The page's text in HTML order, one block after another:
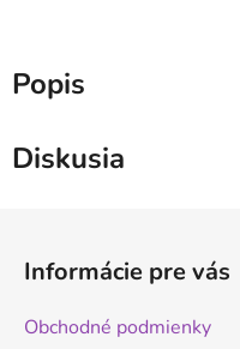
Popis
Diskusia
Informácie pre vás
Obchodné podmienky